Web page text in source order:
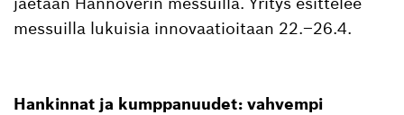
messuilla lukuisia innovaatioitaan 22.–26.4.
Hankinnat ja kumppanuudet: vahvempi